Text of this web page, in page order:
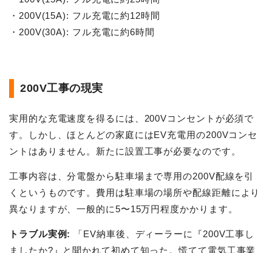
・200V(15A): フル充電に約12時間
・200V(30A): フル充電に約6時間
200V工事の現実
実用的な充電速度を得るには、200Vコンセントが必須で
す。しかし、ほとんどの家庭にはEV充電用の200Vコンセ
ントはありません。新たに設置工事が必要なのです。
工事内容は、分電盤から駐車場まで専用の200V配線を引
くというものです。費用は駐車場の場所や配線距離により
異なりますが、一般的に5〜15万円程度かかります。
トラブル実例:
「EV納車後、ディーラーに『200V工事し
ましたか?』と聞かれて初めて知った。慌てて電気工事業